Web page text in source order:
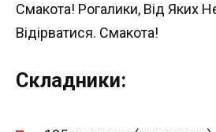
Смакота! Рогалики, Від Яких
Відірватися. Смакота!
Складники: